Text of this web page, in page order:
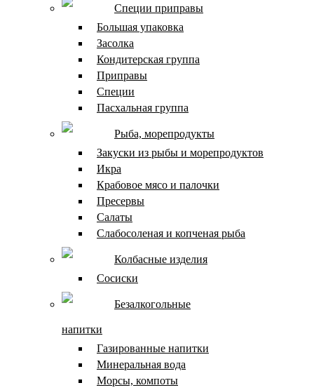
Специи приправы
Большая упаковка
Засолка
Кондитерская группа
Приправы
Специи
Пасхальная группа
Рыба, морепродукты
Закуски из рыбы и морепродуктов
Икра
Крабовое мясо и палочки
Пресервы
Салаты
Слабосоленая и копченая рыба
Колбасные изделия
Сосиски
Безалкогольные
напитки
Газированные напитки
Минеральная вода
Морсы, компоты